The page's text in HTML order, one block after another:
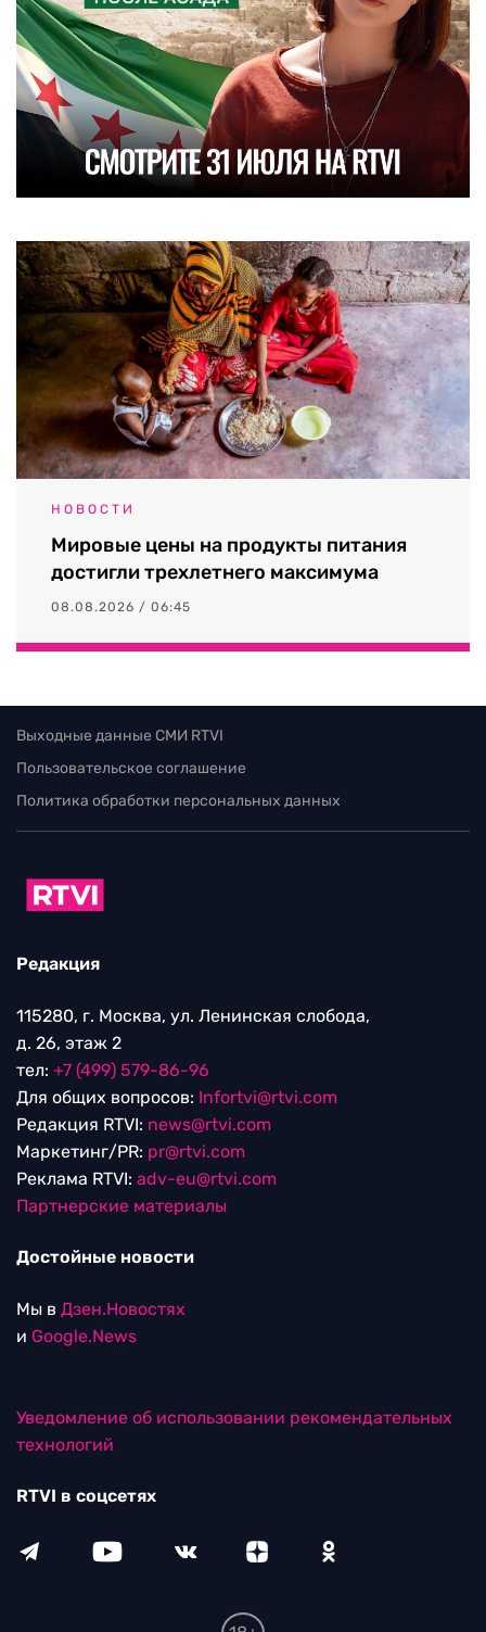
НОВОСТИ
Мировые цены на продукты питания
достигли трехлетнего максимума
08.08.2026 / 06:45
Выходные данные СМИ RTVI
Пользовательское соглашение
Политика обработки персональных данных
Редакция
115280, г. Москва, ул. Ленинская слобода,
д. 26, этаж 2
тел: +7 (499) 579-86-96
Для общих вопросов: Infortvi@rtvi.com
Редакция RTVI: news@rtvi.com
Маркетинг/PR: pr@rtvi.com
Реклама RTVI: adv-eu@rtvi.com
Партнерские материалы
Достойные новости
Мы в Дзен.Новостях
и Google.News
Уведомление об использовании рекомендательных
технологий
RTVI в соцсетях